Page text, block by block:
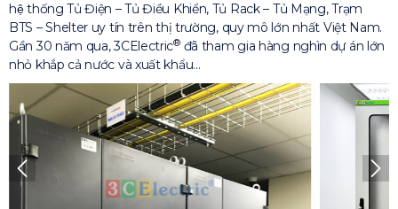
hệ thống Tủ Điện – Tủ Điều Khiển, Tủ Rack – Tủ Mạng, Trạm
BTS – Shelter uy tín trên thị trường, quy mô lớn nhất Việt Nam.
Gần 30 năm qua, 3CElectric®đã tham gia hàng nghìn dự án lớn
nhỏ khắp cả nước và xuất khẩu…